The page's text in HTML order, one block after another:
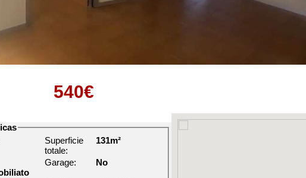
540€
Superficie
totale:
131m²
Garage: No